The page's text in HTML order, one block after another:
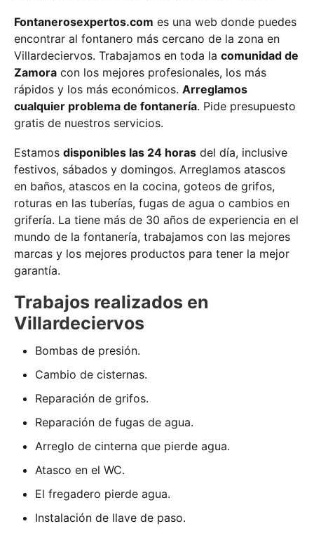
Fontanerosexpertos.com es una web donde puedes
encontrar al fontanero más cercano de la zona en
Villardeciervos. Trabajamos en toda la comunidad de
Zamora con los mejores profesionales, los más
rápidos y los más económicos. Arreglamos
cualquier problema de fontanería. Pide presupuesto
gratis de nuestros servicios.
Estamos disponibles las 24 horas del día, inclusive
festivos, sábados y domingos. Arreglamos atascos
en baños, atascos en la cocina, goteos de grifos,
roturas en las tuberías, fugas de agua o cambios en
grifería. La tiene más de 30 años de experiencia en el
mundo de la fontanería, trabajamos con las mejores
marcas y los mejores productos para tener la mejor
garantía.
Trabajos realizados en
Villardeciervos
Bombas de presión.
Cambio de cisternas.
Reparación de grifos.
Reparación de fugas de agua.
Arreglo de cinterna que pierde agua.
Atasco en el WC.
El fregadero pierde agua.
Instalación de llave de paso.